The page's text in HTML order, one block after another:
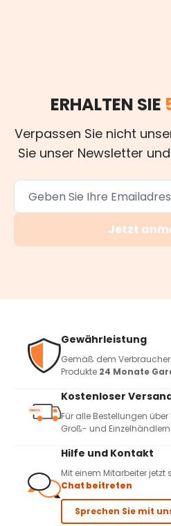
ERHALTEN SIE
Verpassen Sie nicht
Sie unser Newsletter
Jetzt
Gewährleistung
Gemäß dem
Produkte 24 Monate
Kostenloser
Für alle Bestellungen über
Groß- und
Hilfe und Kontakt
Mit einem Mitarbeiter jetzt
Chat beitreten
Sprechen Sie mit